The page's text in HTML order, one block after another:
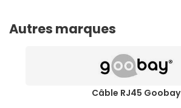
Autres marques
Câble RJ45 Goobay